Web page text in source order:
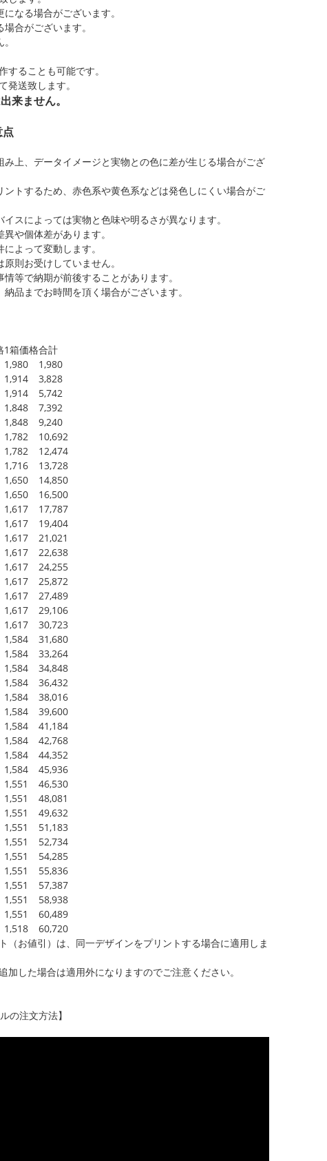
なる場合がございます。
合がございます。
することも可能です。
発送致します。
来ません。
上、データイメージと実物との色に差が生じる場合がござ
トするため、赤色系や黄色系などは発色しにくい場合がご
スによっては実物と色味や明るさが異なります。
や個体差があります。
よって変動します。
則お受けしていません。
等で納期が前後することがあります。
品までお時間を頂く場合がございます。
1箱価格合計
1,980
1,980
1,914
3,828
1,914
5,742
1,848
7,392
1,848
9,240
1,782
10,692
1,782
12,474
1,716
13,728
1,650
14,850
1,650
16,500
1,617
17,787
1,617
19,404
1,617
21,021
1,617
22,638
1,617
24,255
1,617
25,872
1,617
27,489
1,617
29,106
1,617
30,723
1,584
31,680
1,584
33,264
1,584
34,848
1,584
36,432
1,584
38,016
1,584
39,600
1,584
41,184
1,584
42,768
1,584
44,352
1,584
45,936
1,551
46,530
1,551
48,081
1,551
49,632
1,551
51,183
1,551
52,734
1,551
54,285
1,551
55,836
1,551
57,387
1,551
58,938
1,551
60,489
1,518
60,720
（お値引）は、同一デザインをプリントする場合に適用しま
加した場合は適用外になりますのでご注意ください。
の注文方法】